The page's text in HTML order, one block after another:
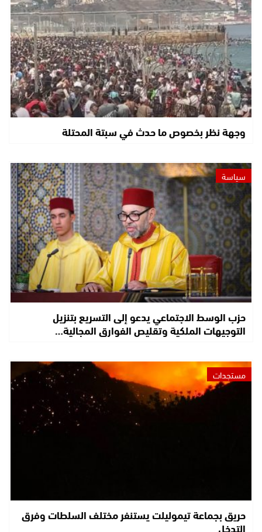
وجهة نظر بخصوص ما حدث في سبتة المحتلة
سياسة
حزب الوسط الاجتماعي يدعو إلى التسريع بتنزيل
التوجيهات الملكية وتقليص الفوارق المجالية…
مستجدات
حريق بجماعة تيموليلت يستنفر مختلف السلطات وفرق
التدخل